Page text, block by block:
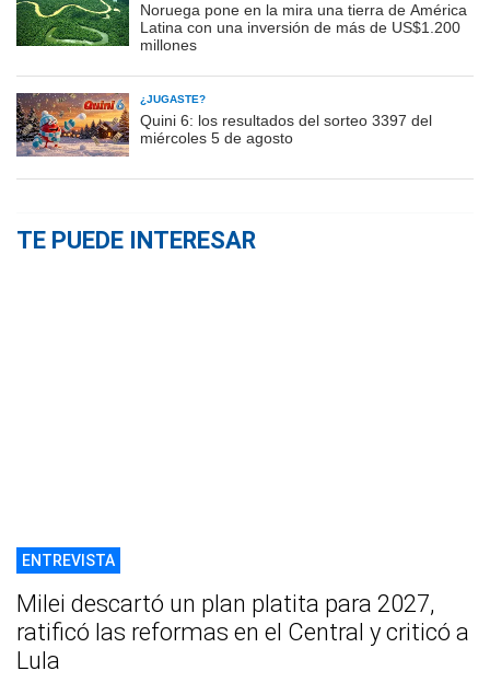
Noruega pone en la mira una tierra de América
Latina con una inversión de más de US$1.200
millones
¿JUGASTE?
Quini 6: los resultados del sorteo 3397 del
miércoles 5 de agosto
TE PUEDE INTERESAR
ENTREVISTA
Milei descartó un plan platita para 2027,
ratificó las reformas en el Central y criticó a
Lula